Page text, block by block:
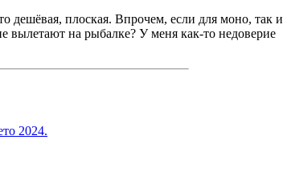
дешёвая, плоская. Впрочем, если для моно, так и
вылетают на рыбалке? У меня как-то недоверие
2024.